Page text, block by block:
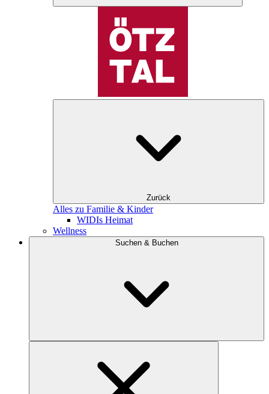
Zurück
Alles zu Familie & Kinder
WIDIs Heimat
Wellness
Suchen & Buchen